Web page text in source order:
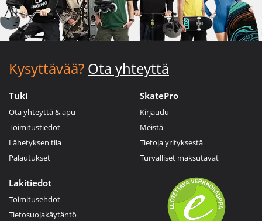
Kysyttävää? Ota yhteyttä
Tuki
Ota yhteyttä & apu
Toimitustiedot
Lähetyksen tila
Palautukset
SkatePro
Kirjaudu
Meistä
Tietoja yrityksestä
Turvalliset maksutavat
Lakitiedot
Toimitusehdot
Tietosuojakäytäntö